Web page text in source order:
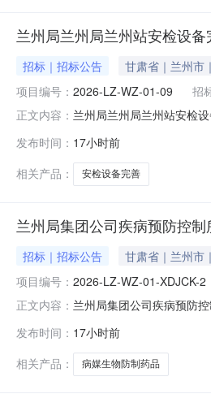
兰州局兰州局兰州站安检设
招标｜招标公告 甘肃省｜兰州市
项目编号： 2026-LZ-WZ-01-09 招
正文内容： 兰州局兰州局兰州站安检
本次招标投标人须具备的
加投标。5.招标
发布时间： 17小时前
相关产品：
安检设备完善
兰州局集团公司疾病预防控
招标｜招标公告 甘肃省｜兰州市
项目编号： 2026-LZ-WZ-01-XDJCK-2
正文内容： 兰州局集团公司疾病预防
疾病预防控制所购置旅客
资格要求：详见附件
发布时间： 17小时前
相关产品：
病媒生物防制药品